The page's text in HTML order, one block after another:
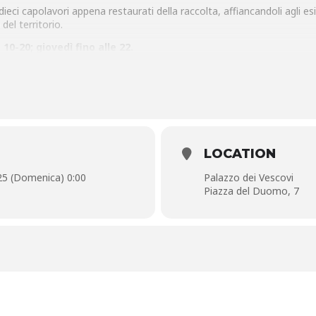
capolavori appena restaurati della raccolta, affiancandoli agli
del territorio.
alla mostra incluso.
consulta il calendario online
(Domenica) 0:00
LOCATION
Palazzo dei Vescovi
Piazza del Duomo, 7